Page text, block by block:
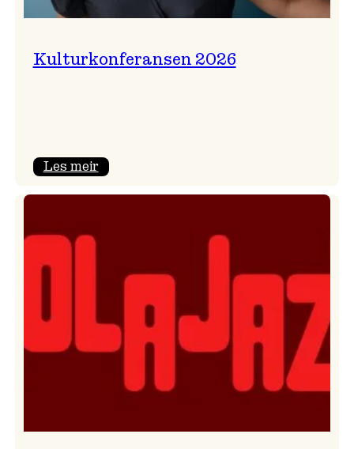
Kulturkonferansen 2026
Les meir: